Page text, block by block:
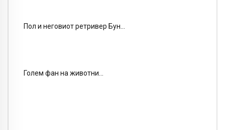
Пол и неговиот ретривер Бун…
Голем фан на животни…